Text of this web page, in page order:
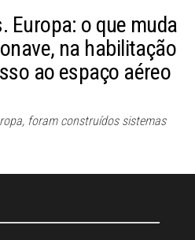
Europa: o que muda
na habilitação
ao espaço aéreo
foram construídos sistemas